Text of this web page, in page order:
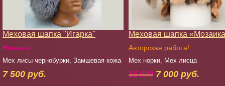
Меховая шапка "Игарка"
Новинка
Мех лисы чернобурки, Замшевая кожа
7 500 руб.
Меховая шапка
Авторская работа!
Мех норки, Мех лисца
15 000 7 000 руб.